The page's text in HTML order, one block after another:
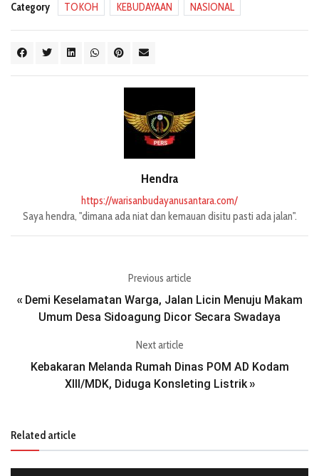
Category TOKOH KEBUDAYAAN NASIONAL
Hendra
https://warisanbudayanusantara.com/
Saya hendra, "dimana ada niat dan kemauan disitu pasti ada jalan".
Previous article
« Demi Keselamatan Warga, Jalan Licin Menuju Makam
Umum Desa Sidoagung Dicor Secara Swadaya
Next article
Kebakaran Melanda Rumah Dinas POM AD Kodam
XIII/MDK, Diduga Konsleting Listrik»
Related article